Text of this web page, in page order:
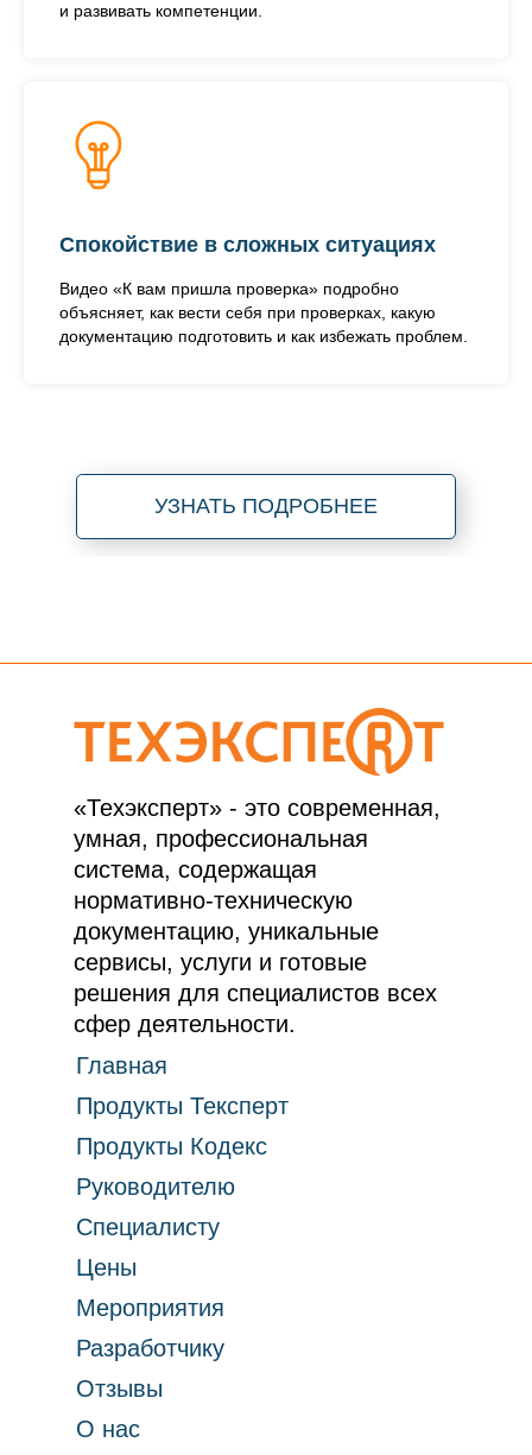
и развивать компетенции.
Спокойствие в сложных ситуациях
Видео «К вам пришла проверка» подробно
объясняет, как вести себя при проверках, какую
документацию подготовить и как избежать проблем.
УЗНАТЬ ПОДРОБНЕЕ
Главная
О нас
Продукты Тексперт
Продукты Кодекс
Руководителю
Специалисту
Разработчику
Цены
Отзывы
«Техэксперт» - это современная,
умная, профессиональная
система, содержащая
нормативно-техническую
документацию, уникальные
сервисы, услуги и готовые
решения для специалистов всех
сфер деятельности.
Мероприятия